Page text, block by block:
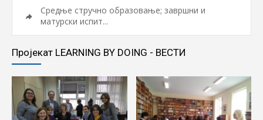
Средње стручно образовање; завршни и
матурски испит...
Пројекат LEARNING BY DOING - ВЕСТИ